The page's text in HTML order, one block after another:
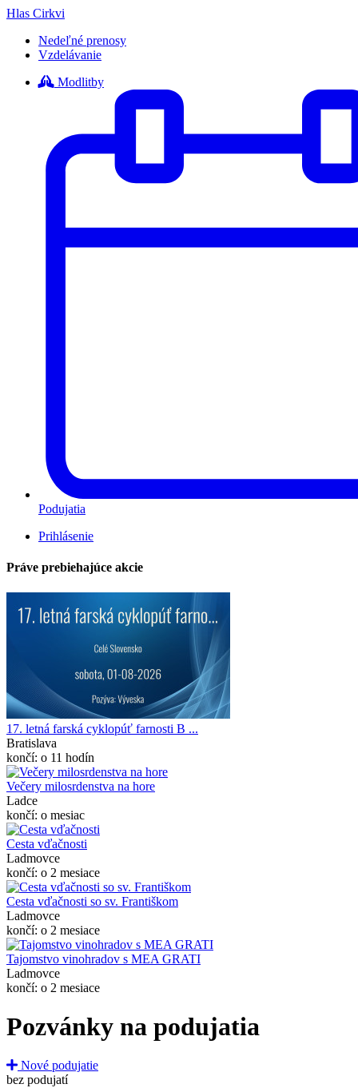
Hlas Cirkvi
Nedeľné prenosy
Vzdelávanie
Modlitby
Podujatia
Prihlásenie
Práve prebiehajúce akcie
17. letná farská cyklopúť farnosti B ...
Bratislava
končí: o 11 hodín
Večery milosrdenstva na hore
Ladce
končí: o mesiac
Cesta vďačnosti
Ladmovce
končí: o 2 mesiace
Cesta vďačnosti so sv. Františkom
Ladmovce
končí: o 2 mesiace
Tajomstvo vinohradov s MEA GRATI
Ladmovce
končí: o 2 mesiace
Pozvánky na podujatia
Nové podujatie
bez podujatí